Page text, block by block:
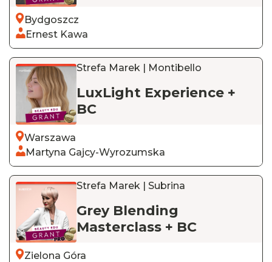
Bydgoszcz
Ernest Kawa
Strefa Marek | Montibello
LuxLight Experience +
BC
Warszawa
Martyna Gajcy-Wyrozumska
Strefa Marek | Subrina
Grey Blending
Masterclass + BC
Zielona Góra